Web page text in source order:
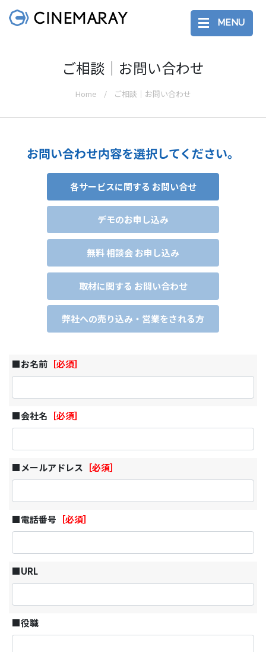
MENU
ご相談｜お問い合わせ
Home ご相談｜お問い合わせ
お問い合わせ内容を選択してください。
各サービスに関する お問い合せ
デモのお申し込み
無料 相談会 お申し込み
取材に関する お問い合わせ
弊社への売り込み・営業をされる方
■お名前［必須］
■会社名 ［必須］
■メールアドレス ［必須］
■電話番号 ［必須］
■URL
■役職